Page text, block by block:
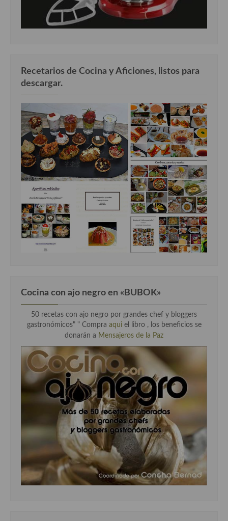
Recetarios de Cocina y Aficiones, listos para
descargar.
Cocina con ajo negro en «BUBOK»
50 recetas con ajo negro por grandes chef y bloggers
gastronómicos" " Compra aqui el libro , los beneficios se
donarán a Mensajeros de la Paz